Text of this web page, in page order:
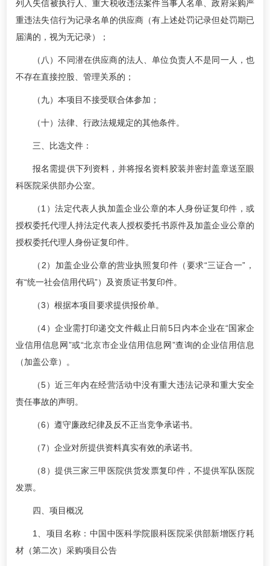
列入失信被执行人、重大税收违法案件当事人名单、政府采购严
重违法失信行为记录名单的供应商（有上述处罚记录但处罚期已
届满的，视为无记录）；
（八）不同潜在供应商的法人、单位负责人不是同一人，也
不存在直接控股、管理关系的；
（九）本项目不接受联合体参加；
（十）法律、行政法规规定的其他条件。
三、比选文件：
报名需提供下列资料，并将报名资料胶装并密封盖章送至眼
科医院采供部办公室。
（1）法定代表人执加盖企业公章的本人身份证复印件，或
授权委托代理人持法定代表人授权委托书原件及加盖企业公章的
授权委托代理人身份证复印件。
（2）加盖企业公章的营业执照复印件（要求“三证合一”，
有“统一社会信用代码”）及资质证书复印件。
（3）根据本项目要求提供报价单。
（4）企业需打印递交文件截止日前5日内本企业在“国家企
业信用信息网”或“北京市企业信用信息网”查询的企业信用信息
（加盖公章）。
（5）近三年内在经营活动中没有重大违法记录和重大安全
责任事故的声明。
（6）遵守廉政纪律及反不正当竞争承诺书。
（7）企业对所提供资料真实有效的承诺书。
（8）提供三家三甲医院供货发票复印件，不提供军队医院
发票。
四、项目概况
1、项目名称：中国中医科学院眼科医院采供部新增医疗耗
材（第二次）采购项目公告